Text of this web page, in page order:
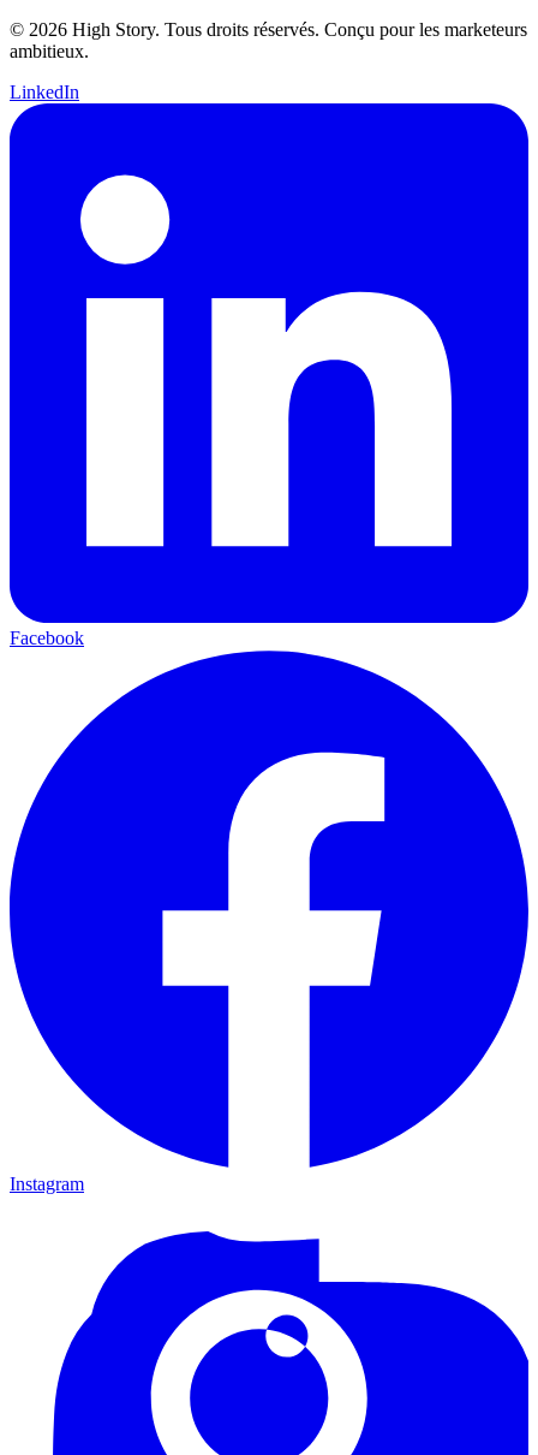
© 2026 High Story. Tous droits réservés. Conçu pour les marketeurs
ambitieux.
LinkedIn
Facebook
Instagram